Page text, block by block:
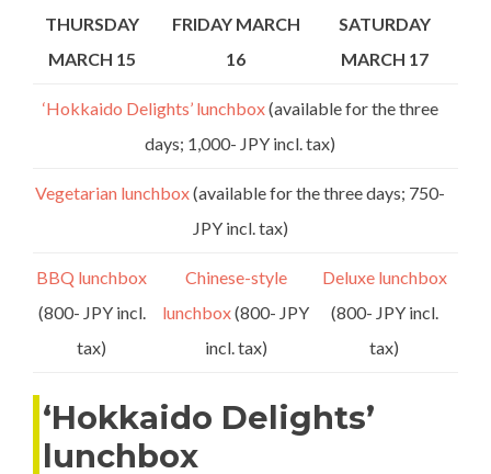
THURSDAY
MARCH 15
FRIDAY MARCH
16
SATURDAY
MARCH 17
‘Hokkaido Delights’ lunchbox(available for the three
days; 1,000- JPY incl. tax)
Vegetarian lunchbox(available for the three days; 750-
JPY incl. tax)
BBQ lunchbox
(800- JPY incl.
tax)
Chinese-style
lunchbox(800- JPY
incl. tax)
Deluxe lunchbox
(800- JPY incl.
tax)
‘Hokkaido Delights’
lunchbox